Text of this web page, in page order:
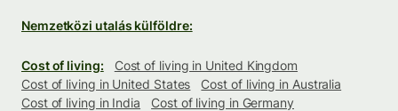
Nemzetközi utalás külföldre:
Cost of living:
Cost of living in United Kingdom
Cost of living in United States
Cost of living in Australia
Cost of living in India
Cost of living in Germany